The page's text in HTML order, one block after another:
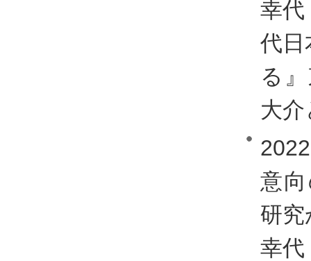
幸代
代日
る
大
意
研究
幸代